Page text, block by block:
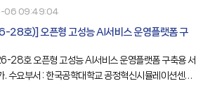
8. 30.(일), 24:00까지다. 모집대상○ 7년 이내의
컨설팅○ IR 스토리라인 및 스피치 역량강화 컨설팅○
투자심사
06 09:49:04
28호)] 오픈형 고성능 AI서비스 운영플랫폼 구
플랫폼 구축용 서